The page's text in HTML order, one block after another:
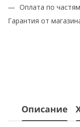
Оплата по
Гарантия от
Описание